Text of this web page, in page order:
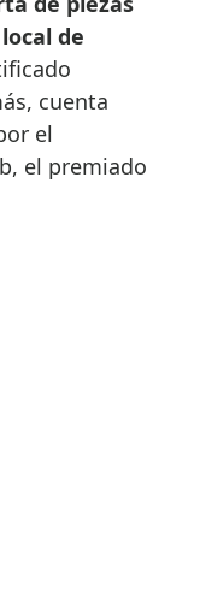
de
cuenta
el
el premiado